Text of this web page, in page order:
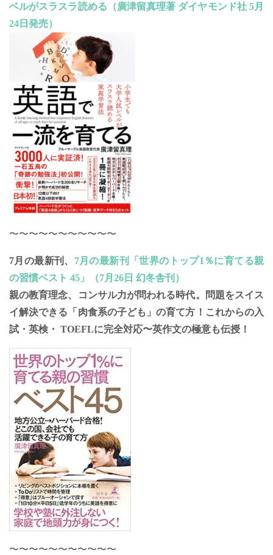
ベルがスラスラ読める（廣津留真理著 ダイヤモンド社 5月
24日発売）
〜〜〜〜〜〜〜〜〜〜〜
7月の最新刊、 7月の最新刊「世界のトップ1％に育てる親
の習慣ベスト 45」（7月26日 幻冬舎刊）
親の教育理念、コンサル力が問われる時代。問題をスイス
イ解決できる「肉食系の子ども」の育て方！これからの入
試・英検・ TOEFLに完全対応〜英作文の極意も伝授！
〜〜〜〜〜〜〜〜〜〜〜